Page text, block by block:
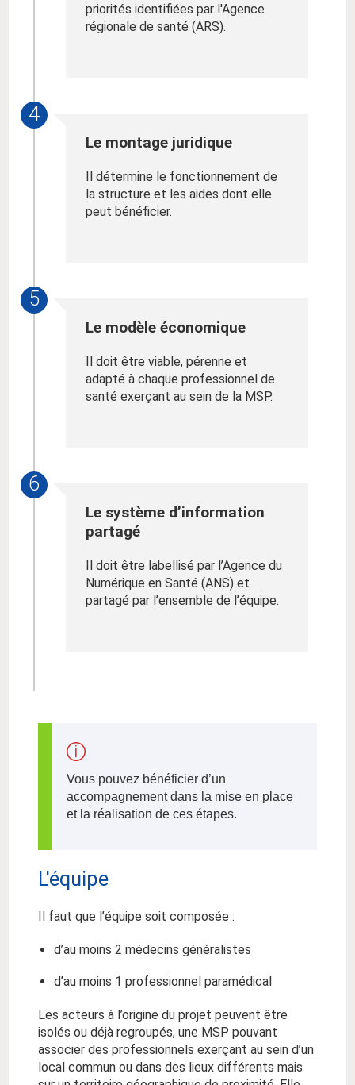
priorités identifiées par l'Agence
régionale de santé (ARS).
4
Le montage juridique
Il détermine le fonctionnement de
la structure et les aides dont elle
peut bénéficier.
5
Le modèle économique
Il doit être viable, pérenne et
adapté à chaque professionnel de
santé exerçant au sein de la MSP.
6
Le système d’information
partagé
Il doit être labellisé par l’Agence du
Numérique en Santé (ANS) et
partagé par l’ensemble de l’équipe.
Vous pouvez bénéficier d’un
accompagnement dans la mise en place
et la réalisation de ces étapes.
L'équipe
Il faut que l’équipe soit composée :
d’au moins 2 médecins généralistes
d’au moins 1 professionnel paramédical
Les acteurs à l’origine du projet peuvent être
isolés ou déjà regroupés, une MSP pouvant
associer des professionnels exerçant au sein d’un
local commun ou dans des lieux différents mais